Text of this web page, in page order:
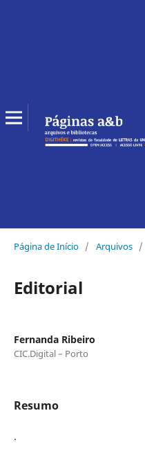
Página de Início / Arquivos /
Editorial
Fernanda Ribeiro
CIC.Digital – Porto
Resumo
.